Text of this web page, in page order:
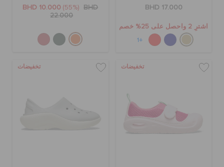
BHD 17.000
اشترِ 2 واحصل على 25% خصم
+1
BHD 10.000 (55%)
BHD
22.000
تخفيضات تخفيضات